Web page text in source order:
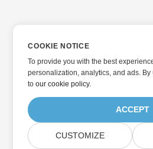
COOKIE NOTICE
To provide you with the best
personalization, analytics, and ads.
toour cookie policy.
ACCEPT
CUSTOMIZE